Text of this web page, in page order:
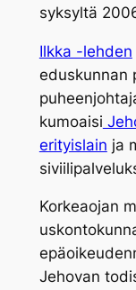
syksyltä
Ilkka -lehden
eduskunnan
kumoaisi
erityislain ja
Korkeaojan
Jehovan